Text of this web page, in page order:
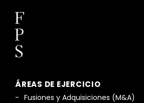
ÁREAS DE EJERCICIO
Fusiones y Adquisiciones (M&A)